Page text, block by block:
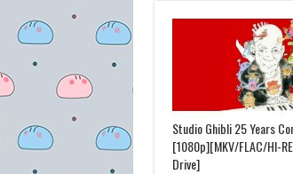
Studio Ghibli 25 Years
[1080p][MKV/FLAC/HI-
Drive]